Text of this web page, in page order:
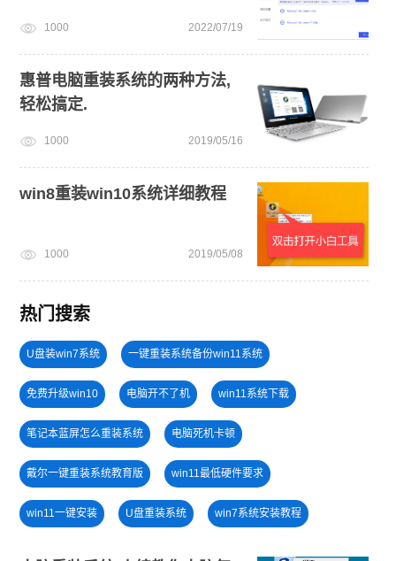
1000 2022/07/19
惠普电脑重装系统的两种方法,
轻松搞定.
1000 2019/05/16
win8重装win10系统详细教程
1000 2019/05/08
热门搜索
U盘装win7系统 一键重装系统备份win11系统
免费升级win10 电脑开不了机 win11系统下载
笔记本蓝屏怎么重装系统 电脑死机卡顿
戴尔一键重装系统教育版 win11最低硬件要求
win11一键安装 U盘重装系统 win7系统安装教程